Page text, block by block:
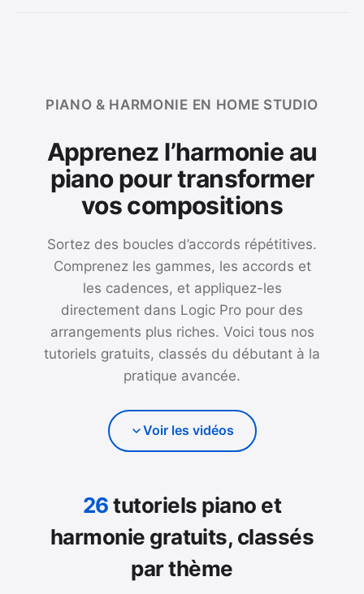
PIANO & HARMONIE EN HOME STUDIO
Apprenez l’harmonie au
piano pour transformer
vos compositions
Sortez des boucles d’accords répétitives.
Comprenez les gammes, les accords et
les cadences, et appliquez-les
directement dans Logic Pro pour des
arrangements plus riches. Voici tous nos
tutoriels gratuits, classés du débutant à la
pratique avancée.
Voir les vidéos
26tutoriels piano et
harmonie gratuits, classés
par thème